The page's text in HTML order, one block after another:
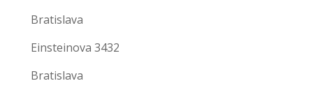
Bratislava
Einsteinova 3432
Bratislava